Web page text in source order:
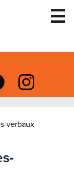
Instagram
verbaux